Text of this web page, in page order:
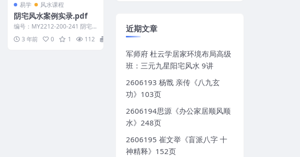
易学 风水课程
阴宅风水案例实录.pdf
编号：MY2212-200-241 阴宅
3 年前 0 1 112
近期文章
军师府 杜云学居家环境布局高级
班：三元九星阳宅风水 9讲
2606193 杨戬 亲传《八九玄
功》103页
2606194思源《办公家居顺风顺
水》248页
2606195 崔文举《盲派八字 十
神精释》152页